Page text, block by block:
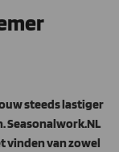
steeds lastiger
Seasonalwork.NL
vinden van zowel